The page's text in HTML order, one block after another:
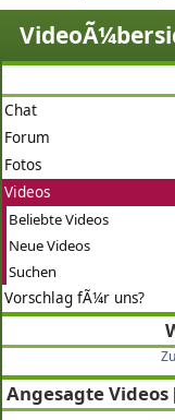
Chat
Forum
Fotos
Videos
Beliebte Videos
Neue Videos
Suchen
Vorschlag fÃ¼r uns?
Angesagte Videos